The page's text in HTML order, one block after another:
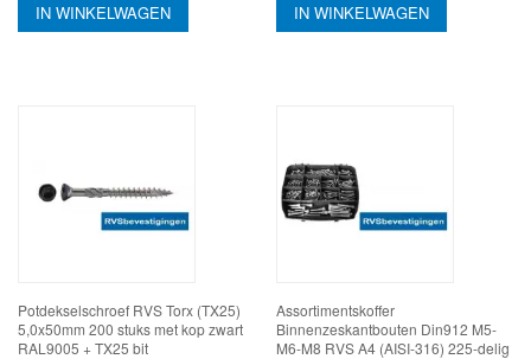
IN WINKELWAGEN IN WINKELWAGEN
Potdekselschroef RVS Torx (TX25)
5,0x50mm 200 stuks met kop zwart
RAL9005 + TX25 bit
Assortimentskoffer
Binnenzeskantbouten Din912 M5-
M6-M8 RVS A4 (AISI-316) 225-delig